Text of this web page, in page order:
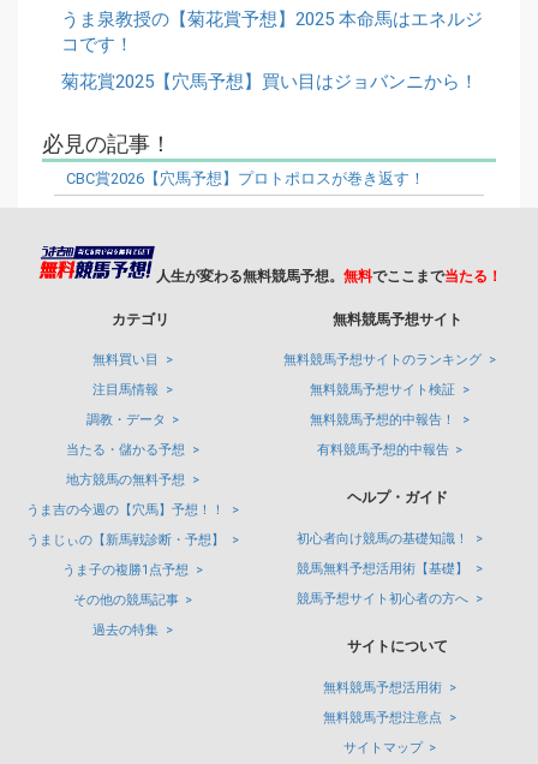
うま泉教授の【菊花賞予想】2025 本命馬はエネルジ
コです！
菊花賞2025【穴馬予想】買い目はジョバンニから！
必見の記事！
CBC賞2026【穴馬予想】プロトポロスが巻き返す！
人生が変わる無料競馬予想。 無料でここまで当たる！
カテゴリ
無料買い目
注目馬情報
調教・データ
当たる・儲かる予想
地方競馬の無料予想
うま吉の今週の【穴馬】予想！！
うまじぃの【新馬戦診断・予想】
うま子の複勝1点予想
その他の競馬記事
過去の特集
無料競馬予想サイト
無料競馬予想サイトのランキング
無料競馬予想サイト検証
無料競馬予想的中報告！
有料競馬予想的中報告
ヘルプ・ガイド
初心者向け競馬の基礎知識！
競馬無料予想活用術【基礎】
競馬予想サイト初心者の方へ
サイトについて
無料競馬予想活用術
無料競馬予想注意点
サイトマップ